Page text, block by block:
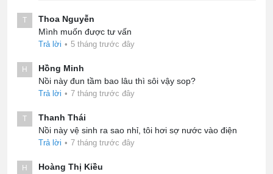
T
Thoa Nguyễn
Mình muốn được tư vấn
Trả lời • 5 tháng trước đây
H
Hồng Minh
Nồi này đun tầm bao lâu thì sôi vậy sop?
Trả lời • 7 tháng trước đây
T
Thanh Thái
Nồi này vệ sinh ra sao nhỉ, tôi hơi sợ nước vào điện
Trả lời • 7 tháng trước đây
H
Hoàng Thị Kiều